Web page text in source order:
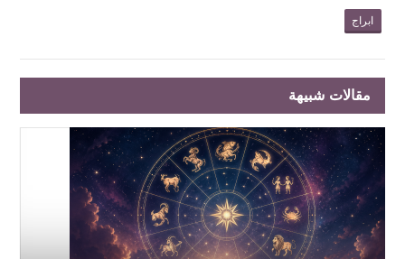
ابراج
مقالات شبيهة